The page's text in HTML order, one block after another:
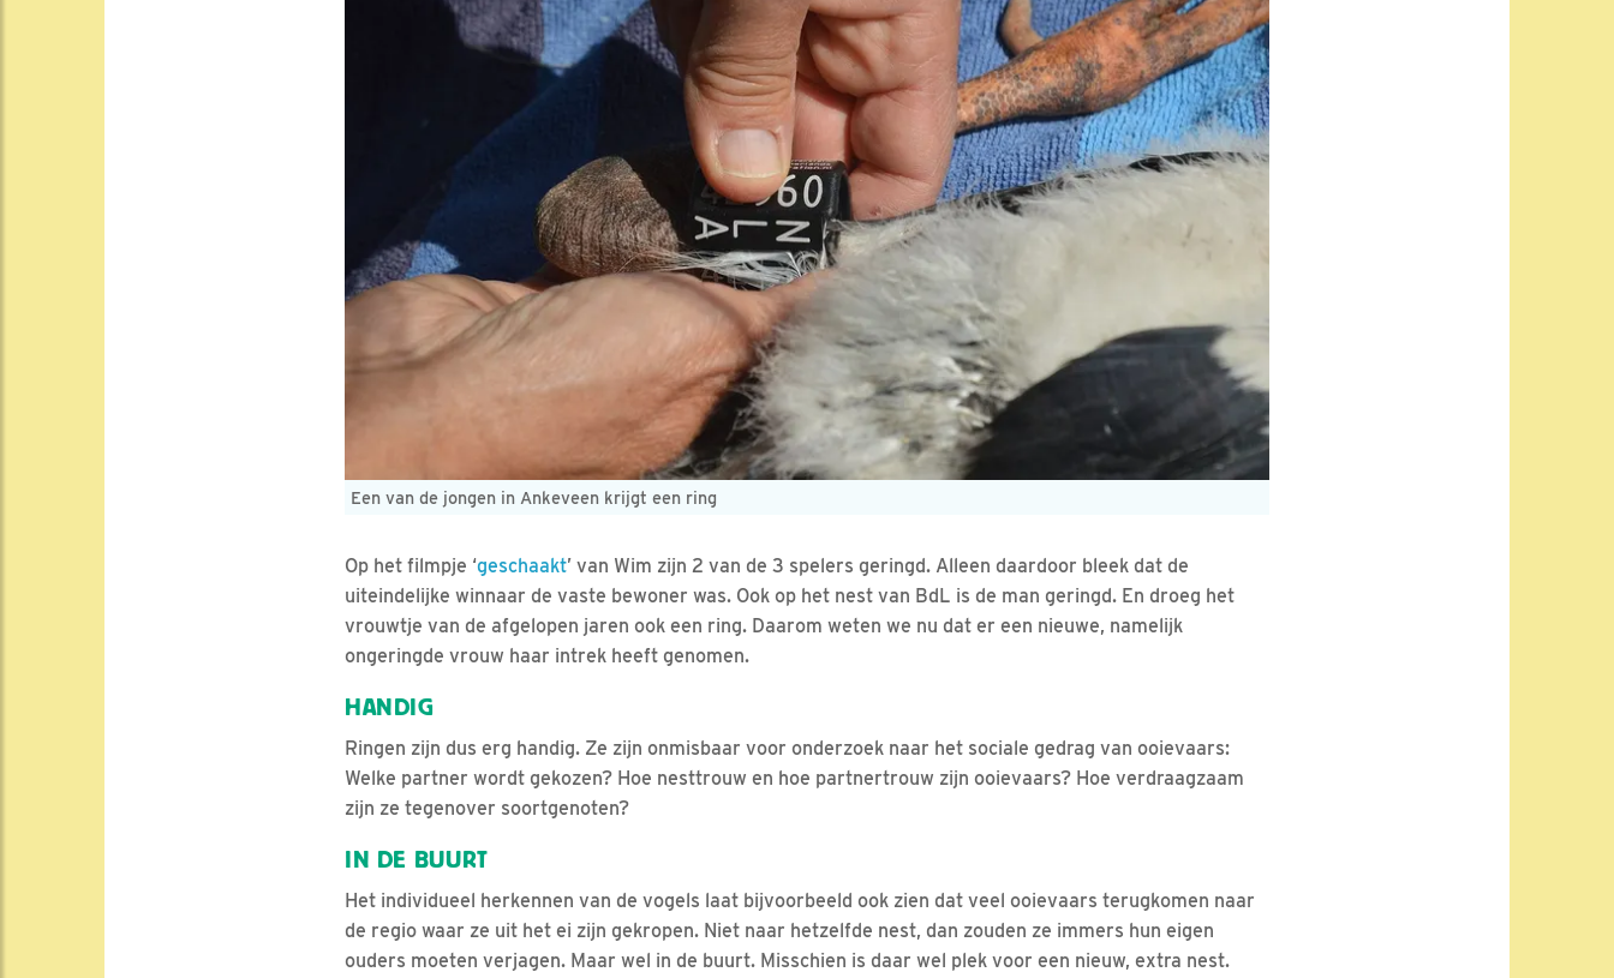
Een van de jongen in Ankeveen krijgt een ring
Op het filmpje ‘geschaakt’ van Wim zijn 2 van de 3 spelers geringd. Alleen daardoor bleek dat de
uiteindelijke winnaar de vaste bewoner was. Ook op het nest van BdL is de man geringd. En droeg het
vrouwtje van de afgelopen jaren ook een ring. Daarom weten we nu dat er een nieuwe, namelijk
ongeringde vrouw haar intrek heeft genomen.
HANDIG
Ringen zijn dus erg handig. Ze zijn onmisbaar voor onderzoek naar het sociale gedrag van ooievaars:
Welke partner wordt gekozen? Hoe nesttrouw en hoe partnertrouw zijn ooievaars? Hoe verdraagzaam
zijn ze tegenover soortgenoten?
IN DE BUURT
Het individueel herkennen van de vogels laat bijvoorbeeld ook zien dat veel ooievaars terugkomen naar
de regio waar ze uit het ei zijn gekropen. Niet naar hetzelfde nest, dan zouden ze immers hun eigen
ouders moeten verjagen. Maar wel in de buurt. Misschien is daar wel plek voor een nieuw, extra nest.